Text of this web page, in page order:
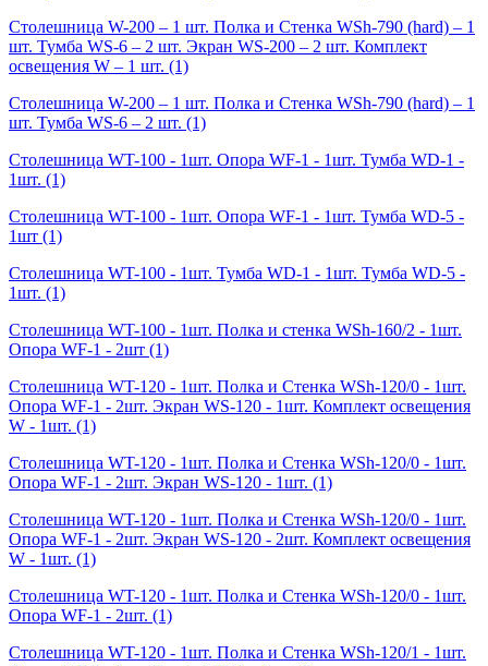
Столешница W-200 – 1 шт. Полка и Стенка WSh-790 (hard) – 1
шт. Тумба WS-6 – 2 шт. Экран WS-200 – 2 шт. Комплект
освещения W – 1 шт. (1)
Столешница W-200 – 1 шт. Полка и Стенка WSh-790 (hard) – 1
шт. Тумба WS-6 – 2 шт. (1)
Столешница WT-100 - 1шт. Опора WF-1 - 1шт. Тумба WD-1 -
1шт. (1)
Столешница WT-100 - 1шт. Опора WF-1 - 1шт. Тумба WD-5 -
1шт (1)
Столешница WT-100 - 1шт. Тумба WD-1 - 1шт. Тумба WD-5 -
1шт. (1)
Столешница WT-100 - 1шт. Полка и стенка WSh-160/2 - 1шт.
Опора WF-1 - 2шт (1)
Столешница WT-120 - 1шт. Полка и Стенка WSh-120/0 - 1шт.
Опора WF-1 - 2шт. Экран WS-120 - 1шт. Комплект освещения
W - 1шт. (1)
Столешница WT-120 - 1шт. Полка и Стенка WSh-120/0 - 1шт.
Опора WF-1 - 2шт. Экран WS-120 - 1шт. (1)
Столешница WT-120 - 1шт. Полка и Стенка WSh-120/0 - 1шт.
Опора WF-1 - 2шт. Экран WS-120 - 2шт. Комплект освещения
W - 1шт. (1)
Столешница WT-120 - 1шт. Полка и Стенка WSh-120/0 - 1шт.
Опора WF-1 - 2шт. (1)
Столешница WT-120 - 1шт. Полка и Стенка WSh-120/1 - 1шт.